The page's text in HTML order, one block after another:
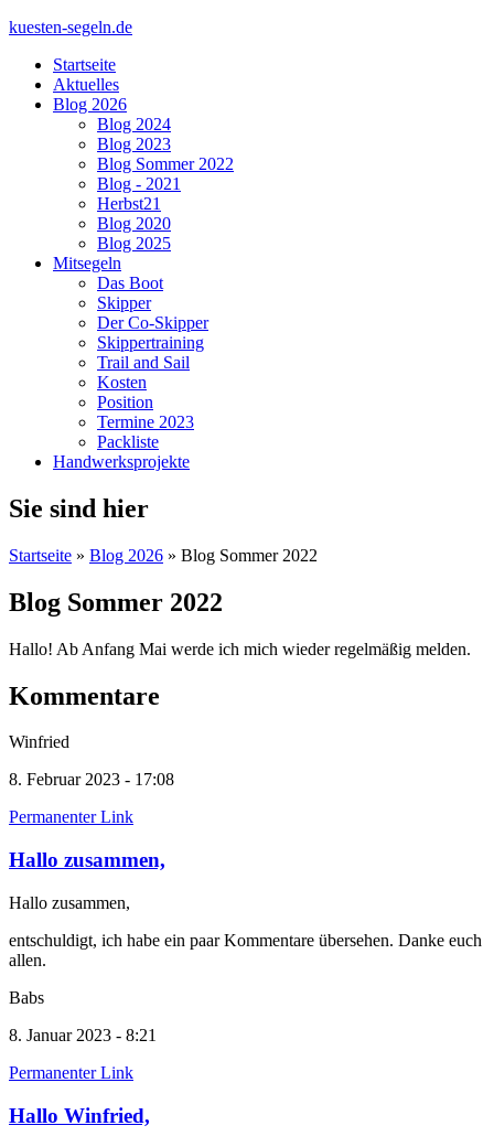
kuesten-segeln.de
Startseite
Aktuelles
Blog 2026
Blog 2024
Blog 2023
Blog Sommer 2022
Blog - 2021
Herbst21
Blog 2020
Blog 2025
Mitsegeln
Das Boot
Skipper
Der Co-Skipper
Skippertraining
Trail and Sail
Kosten
Position
Termine 2023
Packliste
Handwerksprojekte
Sie sind hier
Startseite » Blog 2026 » Blog Sommer 2022
Blog Sommer 2022
Hallo! Ab Anfang Mai werde ich mich wieder regelmäßig melden.
Kommentare
Winfried
8. Februar 2023 - 17:08
Permanenter Link
Hallo zusammen,
Hallo zusammen,
entschuldigt, ich habe ein paar Kommentare übersehen. Danke euch
allen.
Babs
8. Januar 2023 - 8:21
Permanenter Link
Hallo Winfried,